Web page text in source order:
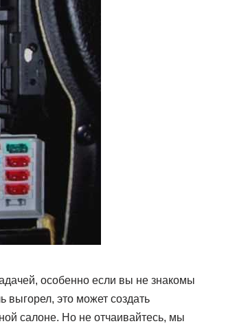
особенно если вы не знакомы
выгорел, это может создать
салоне. Но не отчаивайтесь, мы